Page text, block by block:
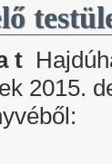
t
2015.